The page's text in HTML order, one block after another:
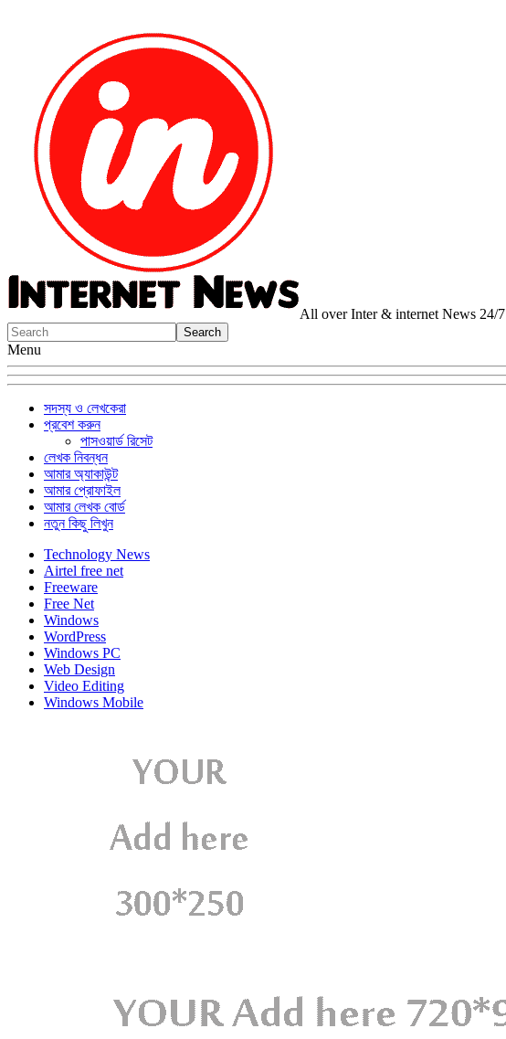
All over Inter & internet News 24/7
Menu
সদস্য ও লেখকেরা
প্রবেশ করুন
পাসওয়ার্ড রিসেট
লেখক নিবন্ধন
আমার অ্যাকাউন্ট
আমার প্রোফাইল
আমার লেখক বোর্ড
নতুন কিছু লিখুন
Technology News
Airtel free net
Freeware
Free Net
Windows
WordPress
Windows PC
Web Design
Video Editing
Windows Mobile